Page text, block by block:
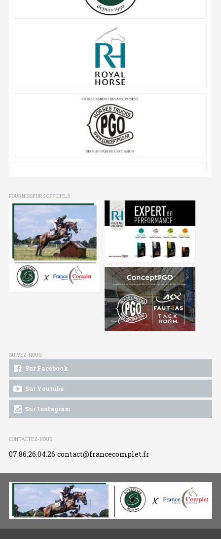
FOURNISSEURS OFFICIELS
SUIVEZ-NOUS
Sur Facebook
Sur Youtube
Sur Instagram
CONTACTEZ-NOUS
07.86.26.04.26 contact@francecomplet.fr